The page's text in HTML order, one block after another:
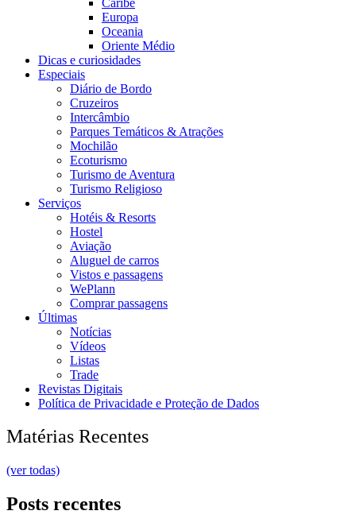
Europa
Oceania
Oriente Médio
Dicas e curiosidades
Especiais
Diário de Bordo
Cruzeiros
Intercâmbio
Parques Temáticos & Atrações
Mochilão
Ecoturismo
Turismo de Aventura
Turismo Religioso
Serviços
Hotéis & Resorts
Hostel
Aviação
Aluguel de carros
Vistos e passagens
WePlann
Comprar passagens
Últimas
Notícias
Vídeos
Listas
Trade
Revistas Digitais
Política de Privacidade e Proteção de Dados
Matérias Recentes
(ver todas)
Posts recentes